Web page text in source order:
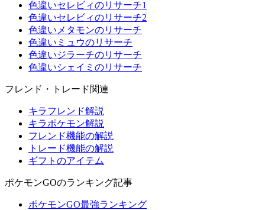
色違いセレビィのリサーチ1
色違いセレビィのリサーチ2
色違いメタモンのリサーチ
色違いミュウのリサーチ
色違いジラーチのリサーチ
色違いシェイミのリサーチ
フレンド・トレード関連
キラフレンド解説
キラポケモン解説
フレンド機能の解説
トレード機能の解説
ギフトのアイテム
ポケモンGOのランキング記事
ポケモンGO最強ランキング